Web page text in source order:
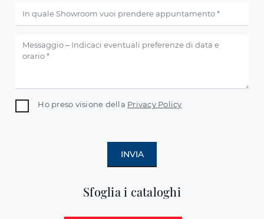
Sfoglia i cataloghi
Ho preso visione della Privacy Policy
INVIA